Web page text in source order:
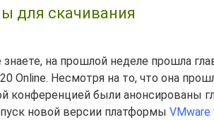
для скачивания
на прошлой неделе прошла
Online. Несмотря на то, что она
конференцией были анонсированы
новой версии платформы VMware